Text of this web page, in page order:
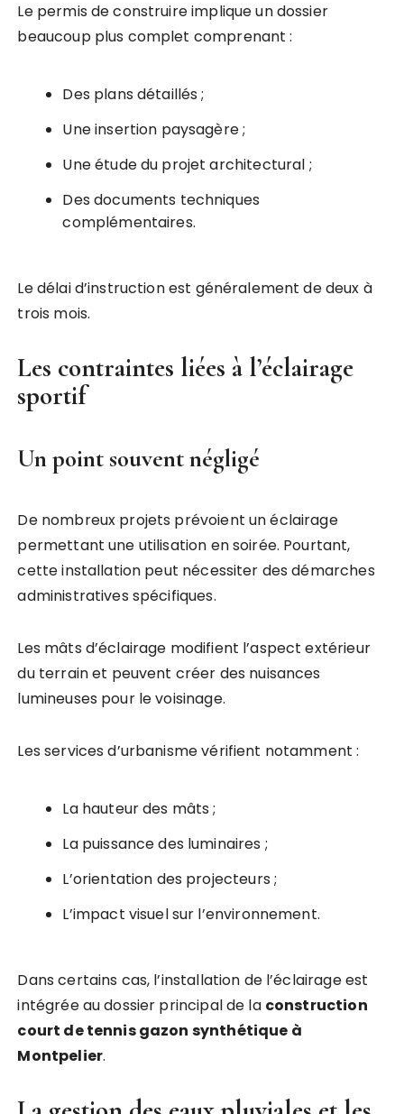
Le permis de construire implique un dossier
beaucoup plus complet comprenant :
Des plans détaillés ;
Une insertion paysagère ;
Une étude du projet architectural ;
Des documents techniques
complémentaires.
Le délai d’instruction est généralement de deux à
trois mois.
Les contraintes liées à l’éclairage
sportif
Un point souvent négligé
De nombreux projets prévoient un éclairage
permettant une utilisation en soirée. Pourtant,
cette installation peut nécessiter des démarches
administratives spécifiques.
Les mâts d’éclairage modifient l’aspect extérieur
du terrain et peuvent créer des nuisances
lumineuses pour le voisinage.
Les services d’urbanisme vérifient notamment :
La hauteur des mâts ;
La puissance des luminaires ;
L’orientation des projecteurs ;
L’impact visuel sur l’environnement.
Dans certains cas, l’installation de l’éclairage est
intégrée au dossier principal de la construction
court de tennis gazon synthétique à
Montpelier.